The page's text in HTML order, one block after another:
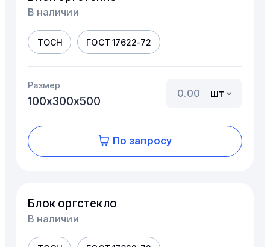
В наличии
ТОСН ГОСТ 17622-72
Размер
100х300х500
шт
По запросу
Блок оргстекло
В наличии